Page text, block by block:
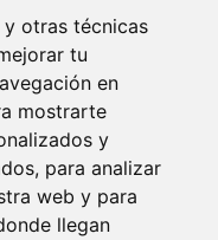
otras técnicas
tu
en
mostrarte
y
para analizar
web y para
llegan
viki.es